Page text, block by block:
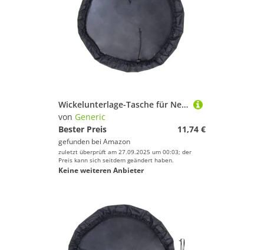
Wickelunterlage-Tasche für Neoprenanzug, Wickelunterlage, wasserdichte Strandtasche, Surf-Pad mit Schultergurt, Surfzubehör für Wakeboarden, Tauchen, Schwimmen, Angeln
von Generic
Bester Preis
11,74 €
gefunden bei Amazon
zuletzt überprüft am 27.09.2025 um 00:03; der
Preis kann sich seitdem geändert haben.
Keine weiteren Anbieter